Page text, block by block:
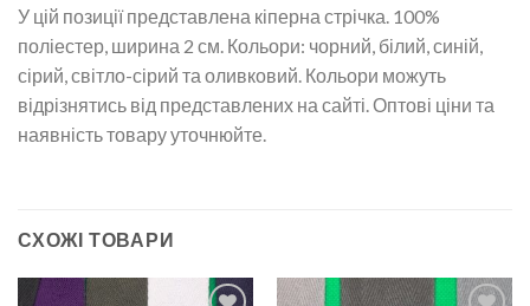
У цій позиції представлена кіперна стрічка. 100%
поліестер, ширина 2 см. Кольори: чорний, білий, синій,
сірий, світло-сірий та оливковий. Кольори можуть
відрізнятись від представлених на сайті. Оптові ціни та
наявність товару уточнюйте.
СХОЖІ ТОВАРИ